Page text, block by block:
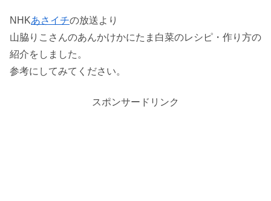
NHKあさイチの放送より
山脇りこさんのあんかけかにたま白菜のレシピ・作り方の
紹介をしました。
参考にしてみてください。
スポンサードリンク